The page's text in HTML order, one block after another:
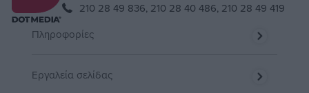
210 28 49 836, 210 28 40 486, 210 28 49 419
Πληροφορίες
Εργαλεία σελίδας